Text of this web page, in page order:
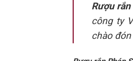
Rượu
công ty
chào